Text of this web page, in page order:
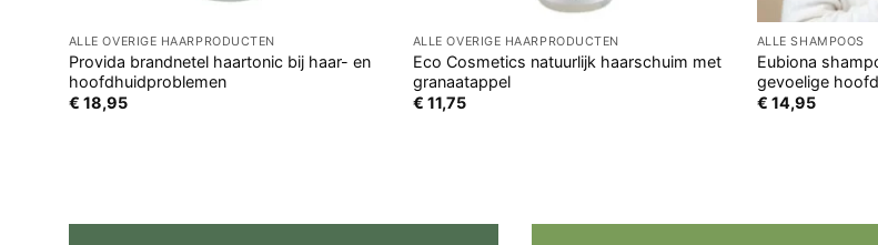
ALLE OVERIGE HAARPRODUCTEN
Provida brandnetel haartonic bij haar- en
hoofdhuidproblemen
€ 18,95
ALLE OVERIGE HAARPRODUCTEN
Eco Cosmetics natuurlijk haarschuim met
granaatappel
€ 11,75
ALLE SHAMPOOS
Eubiona
gevoelige
€ 14,95